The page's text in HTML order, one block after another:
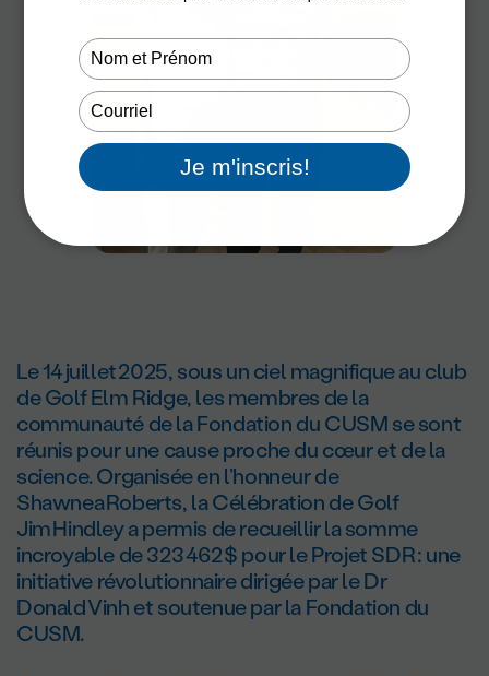
Le 14 juillet 2025, sous un ciel magnifique au club
de Golf Elm Ridge, les membres de la
communauté de la Fondation du CUSM se sont
réunis pour une cause proche du cœur et de la
science. Organisée en l’honneur de
Shawnea Roberts, la Célébration de Golf
Jim Hindley a permis de recueillir la somme
incroyable de 323 462 $ pour le Projet SDR : une
initiative révolutionnaire dirigée par le Dr
Donald Vinh et soutenue par la Fondation du
CUSM.
Type
your
name
Type
your
email
Je m'inscris!